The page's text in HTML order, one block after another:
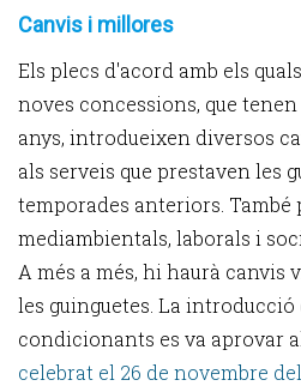
Canvis i millores
Els plecs d'acord amb els
noves concessions, que
anys, introdueixen diversos
als serveis que prestaven les
temporades anteriors. També
mediambientals, laborals i
A més a més, hi haurà canvis
les guinguetes. La introducció
condicionants es va aprovar
celebrat el 26 de novembre